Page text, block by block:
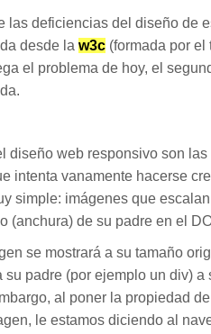
las deficiencias del diseño de
desde la w3c (formada por el
el problema de hoy, el
diseño web responsivo son
intenta vanamente hacerse
simple: imágenes que
(anchura) de su padre en el
se mostrará a su tamaño
su padre (por ejemplo un div) a
al poner la propiedad
le estamos diciendo al